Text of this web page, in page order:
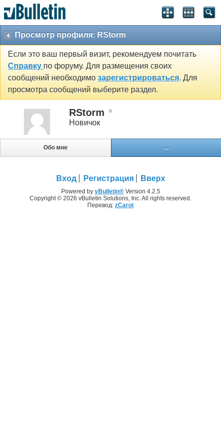
Просмотр профиля: RStorm
Если это ваш первый визит, рекомендуем почитать
Справку по форуму. Для размещения своих
сообщений необходимо зарегистрироваться. Для
просмотра сообщений выберите раздел.
RStorm
Новичок
Обо мне ...
Вход Регистрация Вверх
Powered by vBulletin®Version 4.2.5
Copyright © 2026 vBulletin Solutions, Inc. All rights reserved.
Перевод: zCarot